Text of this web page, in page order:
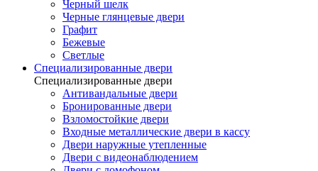
Черный шелк
Черные глянцевые двери
Графит
Бежевые
Светлые
Специализированные двери
Специализированные двери
Антивандальные двери
Бронированные двери
Взломостойкие двери
Входные металлические двери в кассу
Двери наружные утепленные
Двери с видеонаблюдением